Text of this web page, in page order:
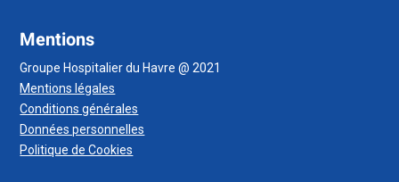
Mentions
Groupe Hospitalier du Havre @ 2021
Mentions légales
Conditions générales
Données personnelles
Politique de Cookies